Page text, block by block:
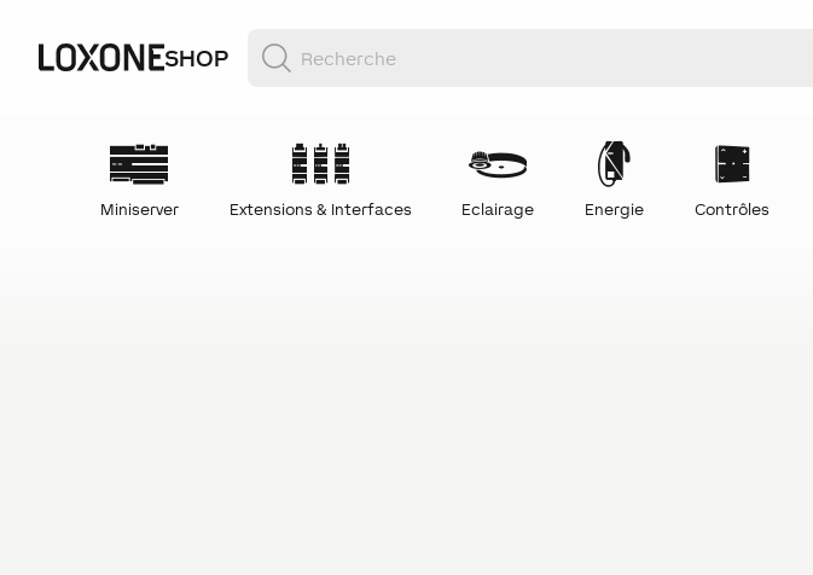
SHOP
Miniserver Extensions & Interfaces Eclairage Energie Contrôles